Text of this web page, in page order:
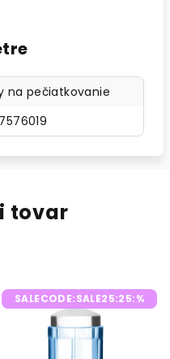
na pečiatkovanie
tovar
SALECODE:SALE25:25:%